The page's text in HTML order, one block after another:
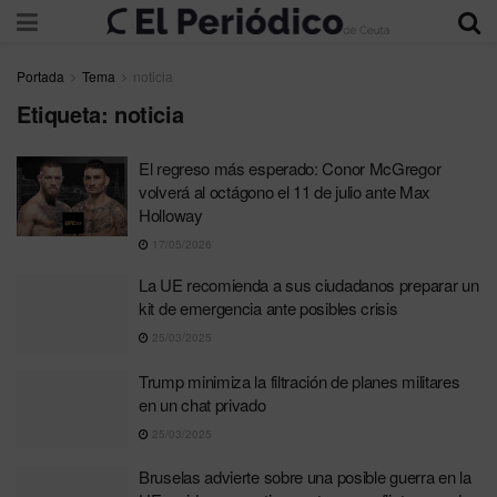
Portada Tema noticia
Etiqueta: noticia
El regreso más esperado: Conor McGregor
volverá al octágono el 11 de julio ante Max
Holloway
17/05/2026
La UE recomienda a sus ciudadanos preparar un
kit de emergencia ante posibles crisis
25/03/2025
Trump minimiza la filtración de planes militares
en un chat privado
25/03/2025
Bruselas advierte sobre una posible guerra en la